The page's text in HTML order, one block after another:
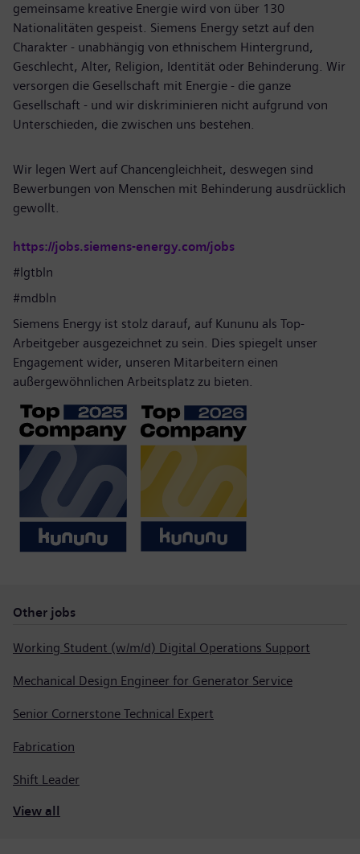
gemeinsame kreative Energie wird von über 130
Nationalitäten gespeist. Siemens Energy setzt auf den
Charakter - unabhängig von ethnischem Hintergrund,
Geschlecht, Alter, Religion, Identität oder Behinderung. Wir
versorgen die Gesellschaft mit Energie - die ganze
Gesellschaft - und wir diskriminieren nicht aufgrund von
Unterschieden, die zwischen uns bestehen.
Wir legen Wert auf Chancengleichheit, deswegen sind
Bewerbungen von Menschen mit Behinderung ausdrücklich
gewollt.
https://jobs.siemens-energy.com/jobs
#lgtbln
#mdbln
Siemens Energy ist stolz darauf, auf Kununu als Top-
Arbeitgeber ausgezeichnet zu sein. Dies spiegelt unser
Engagement wider, unseren Mitarbeitern einen
außergewöhnlichen Arbeitsplatz zu bieten.
Other jobs
Working Student (w/m/d) Digital Operations Support
Mechanical Design Engineer for Generator Service
Senior Cornerstone Technical Expert
Fabrication
Shift Leader
View all